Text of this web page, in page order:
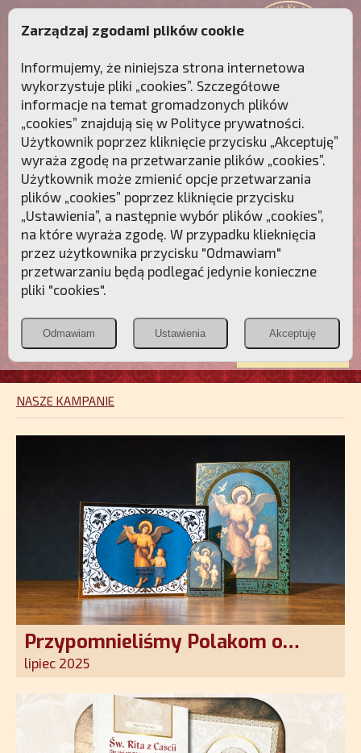
Przebudźmy sumienia Polaków!
Polonia
Christiana
PCh24.pl
Przymierze
POZNAJ APOSTOLAT FATIMY WESPRZYJ
NAS
NASZE KAMPANIE
Przypomnieliśmy Polakom o
obecności Anioła Stróża!
lipiec 2025
Zarządzaj zgodami plików cookie
Informujemy, że niniejsza strona internetowa
wykorzystuje pliki „cookies”. Szczegółowe
informacje na temat gromadzonych plików
„cookies” znajdują się w Polityce prywatności.
Użytkownik poprzez kliknięcie przycisku „Akceptuję”
wyraża zgodę na przetwarzanie plików „cookies”.
Użytkownik może zmienić opcje przetwarzania
plików „cookies” poprzez kliknięcie przycisku
„Ustawienia”, a następnie wybór plików „cookies”,
na które wyraża zgodę. W przypadku klieknięcia
przez użytkownika przycisku "Odmawiam"
przetwarzaniu będą podlegać jedynie konieczne
pliki "cookies".
Odmawiam Ustawienia Akceptuję